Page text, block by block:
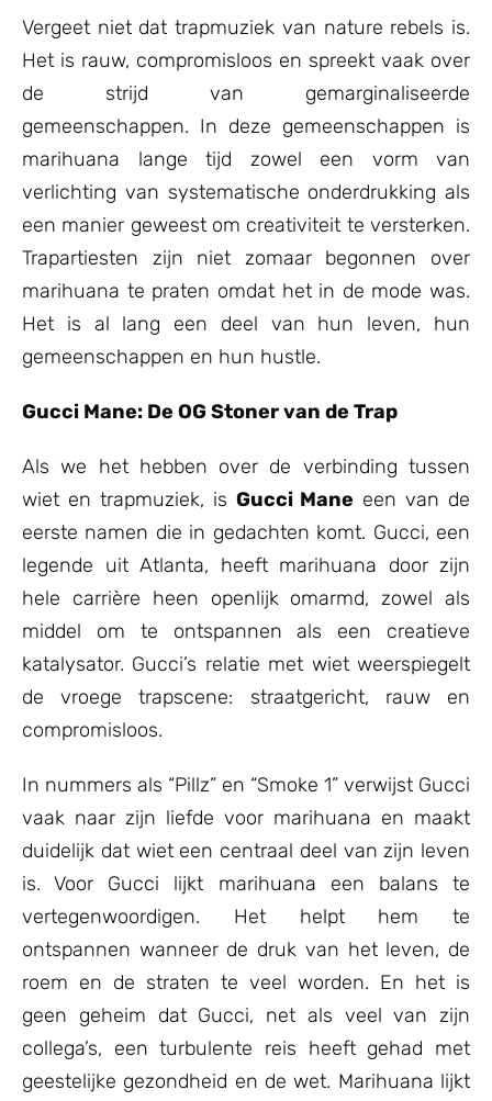
Vergeet niet dat trapmuziek van nature rebels is.
Het is rauw, compromisloos en spreekt vaak over
de strijd van gemarginaliseerde
gemeenschappen. In deze gemeenschappen is
marihuana lange tijd zowel een vorm van
verlichting van systematische onderdrukking als
een manier geweest om creativiteit te versterken.
Trapartiesten zijn niet zomaar begonnen over
marihuana te praten omdat het in de mode was.
Het is al lang een deel van hun leven, hun
gemeenschappen en hun hustle.
Gucci Mane: De OG Stoner van de Trap
Als we het hebben over de verbinding tussen
wiet en trapmuziek, is Gucci Mane een van de
eerste namen die in gedachten komt. Gucci, een
legende uit Atlanta, heeft marihuana door zijn
hele carrière heen openlijk omarmd, zowel als
middel om te ontspannen als een creatieve
katalysator. Gucci’s relatie met wiet weerspiegelt
de vroege trapscene: straatgericht, rauw en
compromisloos.
In nummers als “Pillz” en “Smoke 1” verwijst Gucci
vaak naar zijn liefde voor marihuana en maakt
duidelijk dat wiet een centraal deel van zijn leven
is. Voor Gucci lijkt marihuana een balans te
vertegenwoordigen. Het helpt hem te
ontspannen wanneer de druk van het leven, de
roem en de straten te veel worden. En het is
geen geheim dat Gucci, net als veel van zijn
collega’s, een turbulente reis heeft gehad met
geestelijke gezondheid en de wet. Marihuana lijkt